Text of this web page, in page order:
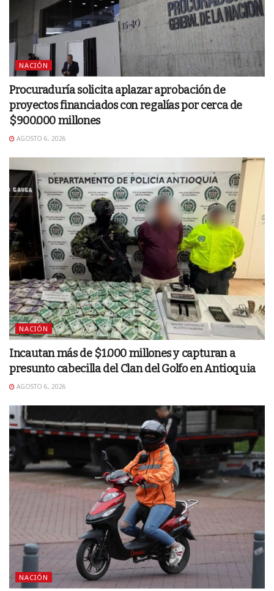
NACIÓN
Procuraduría solicita aplazar aprobación de
proyectos financiados con regalías por cerca de
$900.000 millones
AGOSTO 6, 2026
NACIÓN
Incautan más de $1.000 millones y capturan a
presunto cabecilla del Clan del Golfo en Antioquia
AGOSTO 6, 2026
NACIÓN